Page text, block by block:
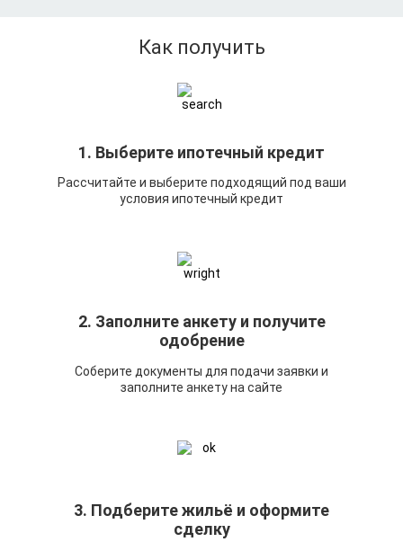
Как получить
1. Выберите ипотечный кредит
Рассчитайте и выберите подходящий под ваши
условия ипотечный кредит
2. Заполните анкету и получите
одобрение
Соберите документы для подачи заявки и
заполните анкету на сайте
3. Подберите жильё и оформите
сделку